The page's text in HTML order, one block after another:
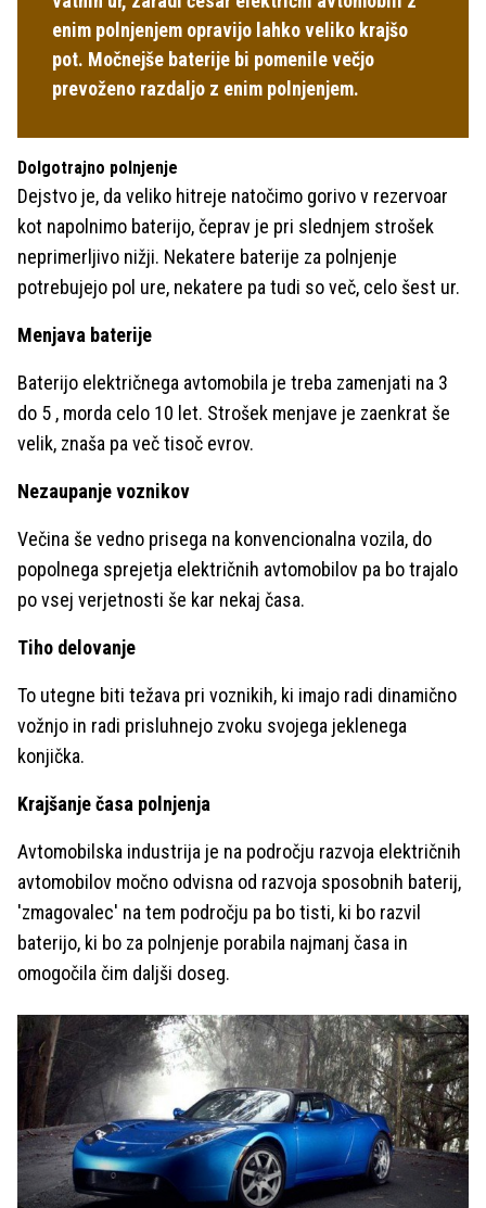
enim polnjenjem opravijo lahko veliko krajšo
pot. Močnejše baterije bi pomenile večjo
prevoženo razdaljo z enim polnjenjem.
Dolgotrajno polnjenje
Dejstvo je, da veliko hitreje natočimo gorivo v rezervoar
kot napolnimo baterijo, čeprav je pri slednjem strošek
neprimerljivo nižji. Nekatere baterije za polnjenje
potrebujejo pol ure, nekatere pa tudi so več, celo šest ur.
Menjava baterije
Baterijo električnega avtomobila je treba zamenjati na 3
do 5 , morda celo 10 let. Strošek menjave je zaenkrat še
velik, znaša pa več tisoč evrov.
Nezaupanje voznikov
Večina še vedno prisega na konvencionalna vozila, do
popolnega sprejetja električnih avtomobilov pa bo trajalo
po vsej verjetnosti še kar nekaj časa.
Tiho delovanje
To utegne biti težava pri voznikih, ki imajo radi dinamično
vožnjo in radi prisluhnejo zvoku svojega jeklenega
konjička.
Krajšanje časa polnjenja
Avtomobilska industrija je na področju razvoja električnih
avtomobilov močno odvisna od razvoja sposobnih baterij,
'zmagovalec' na tem področju pa bo tisti, ki bo razvil
baterijo, ki bo za polnjenje porabila najmanj časa in
omogočila čim daljši doseg.